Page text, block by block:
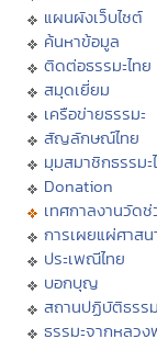
แผนผังเว็บไซต์
ค้นหาข้อมูล
ติดต่อธรรมะไทย
สมุดเยี่ยม
เครือข่ายธรรมะ
สัญลักษณ์ไทย
มุมสมาชิกธรรมะ
Donation
เทศกาลงานวัด
การเผยแผ่ศาสน
ประเพณีไทย
บอกบุญ
สถานปฏิบัติธรรม
ธรรมะจากหลว